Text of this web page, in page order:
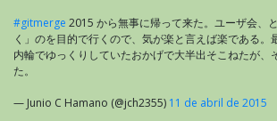
#gitmerge 2015 から無事に帰って来た。ユーザ会、
く」のを目的で行くので、気が楽と言えば楽である。
内輪でゆっくりしていたおかげで大半出そこねたが、
た。
— Junio C Hamano (@jch2355) 11 de abril de 2015